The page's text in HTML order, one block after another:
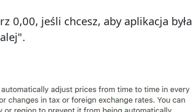
0,00, jeśli chcesz, aby aplikacja była